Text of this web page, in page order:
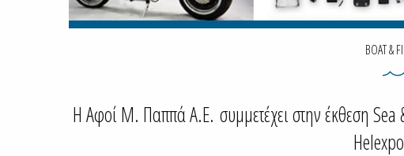
BOAT &
Η Αφοί Μ. Παππά Α.Ε. συμμετέχει στην έκθεση